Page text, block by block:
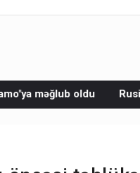
Rusiya bu dəfə dronlarla